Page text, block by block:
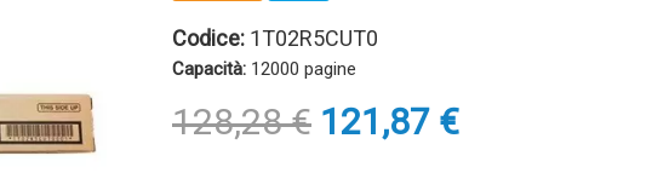
Codice: 1T02R5CUT0
Capacità: 12000 pagine
128,28€ Il
prezzo
121,87 €Il